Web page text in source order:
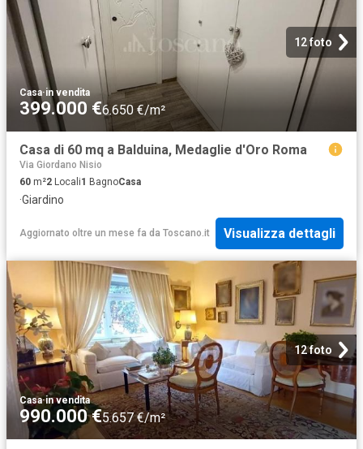
12 foto
Casa·in vendita
399.000 €6.650 €/m²
Casa di 60 mq a Balduina, Medaglie d'Oro Roma
Via Giordano Nisio
60 m²2 Locali1 BagnoCasa
·Giardino
Aggiornato oltre un mese fa da Toscano.it Visualizza dettagli
12 foto
Casa·in vendita
990.000 €5.657 €/m²